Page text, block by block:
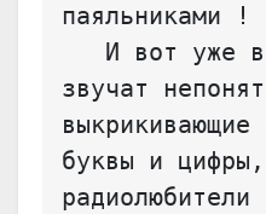
паяльниками !
звучат
выкрикивающие
буквы и